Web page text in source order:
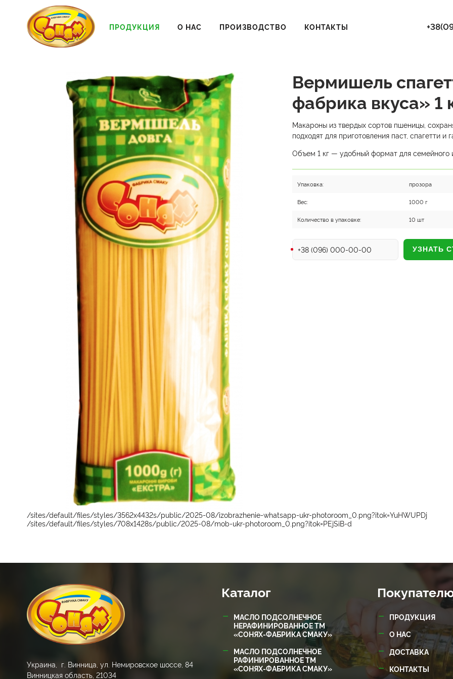
ПРОДУКЦИЯ О НАС ПРОИЗВОДСТВО КОНТАКТЫ
Вермишель
фабрика вкуса» 1
Макароны из твердых сортов пшеницы,
подходят для приготовления паст, спагетти и
Объем 1 кг — удобный формат для семейного
Упаковка: прозора
Вес: 1000 г
Количество в упаковке: 10 шт
УЗНАТЬ
/sites/default/files/styles/3562x4432s/public/2025-08/izobrazhenie-whatsapp-ukr-photoroom_0.png?itok=YuHWUPDj
/sites/default/files/styles/708x1428s/public/2025-08/mob-ukr-photoroom_0.png?itok=PEjSiB-d
Украина, г. Винница, ул. Немировское шоссе, 84
Винницкая область, 21034
Каталог
МАСЛО ПОДСОЛНЕЧНОЕ
НЕРАФИНИРОВАННОЕ ТМ
«СОНЯХ-ФАБРИКА СМАКУ»
МАСЛО ПОДСОЛНЕЧНОЕ
РАФИНИРОВАННОЕ ТМ
«СОНЯХ-ФАБРИКА СМАКУ»
ПРОДУКЦИЯ
О НАС
ДОСТАВКА
КОНТАКТЫ